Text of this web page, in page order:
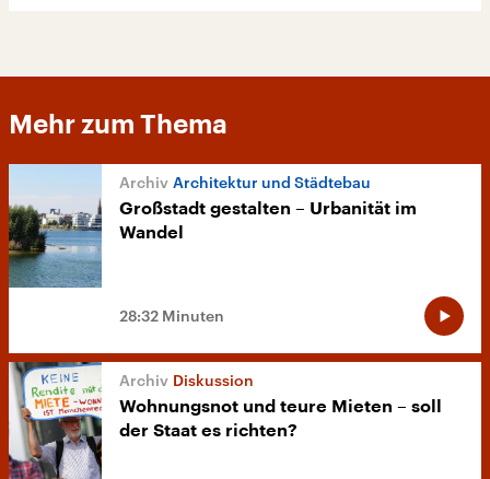
Mehr zum Thema
Architektur und Städtebau
Großstadt gestalten – Urbanität im
Wandel
28:32 Minuten
Diskussion
Wohnungsnot und teure Mieten – soll
der Staat es richten?